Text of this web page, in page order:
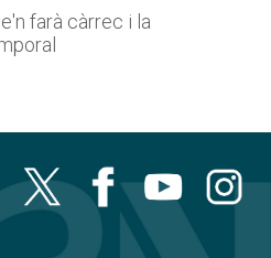
farà càrrec i la